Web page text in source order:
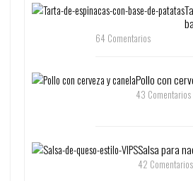
64 Comentarios
Pollo con
43 Comentarios
Salsa para
42 Comentarios